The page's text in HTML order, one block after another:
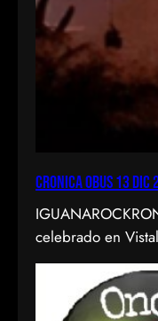
CRONICA OBUS 13 DIC
celebrado en
diciembre de